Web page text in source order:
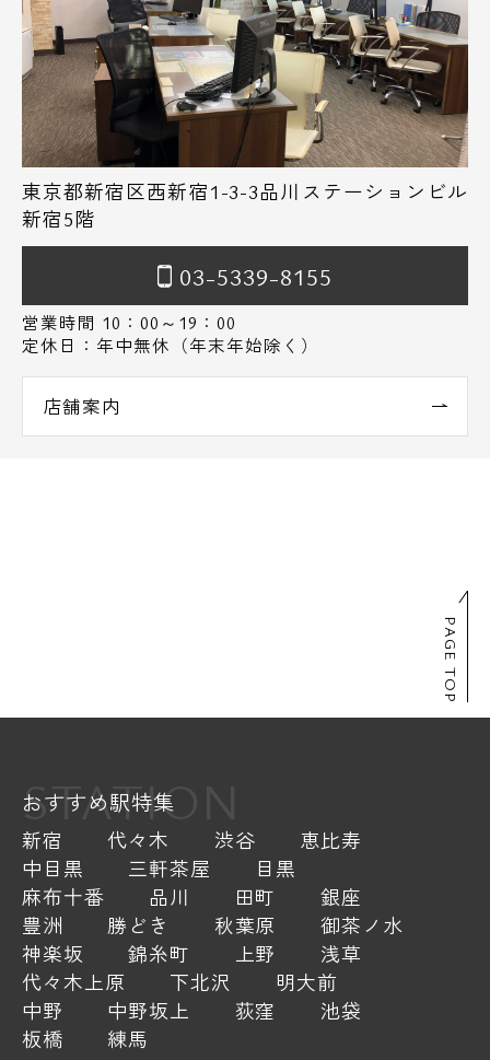
東京都新宿区西新宿1-3-3品川ステーションビル
新宿5階
03-5339-8155
営業時間 10：00～19：00
定休日：年中無休（年末年始除く）
店舗案内
PAGE TOP
STATION
おすすめ駅特集
新宿 代々木 渋谷
恵比寿
中目黒
三軒茶屋
目黒
麻布十番
品川 田町
銀座
豊洲
勝どき 秋葉原
御茶ノ水
神楽坂
錦糸町 上野
浅草
代々木上原
下北沢
明大前
中野
中野坂上 荻窪
池袋
板橋
練馬